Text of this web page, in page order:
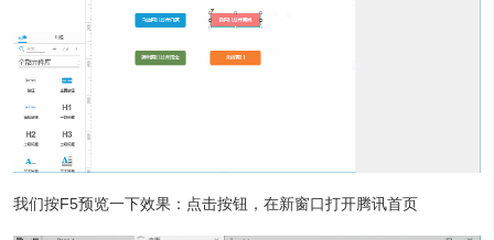
我们按F5预览一下效果：点击按钮，在新窗口打开腾讯首页